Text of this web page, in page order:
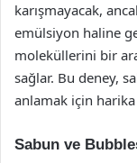
karışmayacak,
emülsiyon haline
moleküllerini bir
sağlar. Bu deney,
anlamak için
Sabun ve